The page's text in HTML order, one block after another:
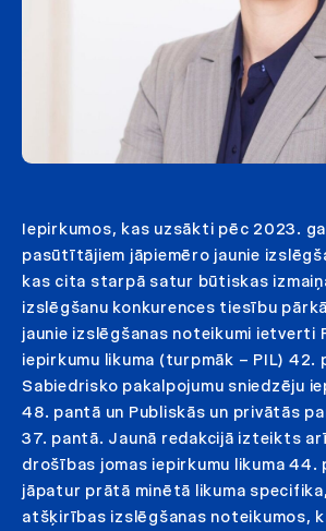
Iepirkumos, kas uzsākti pēc 2023.
pasūtītājiem jāpiemēro jaunie
kas cita starpā satur būtiskas
izslēgšanu konkurences tiesību
jaunie izslēgšanas noteikumi ietverti
iepirkumu likuma (turpmāk – PIL) 42.
Sabiedrisko pakalpojumu sniedzēju
48. pantā un Publiskās un privātās
37. pantā. Jaunā redakcijā izteikts
drošības jomas iepirkumu likuma
jāpatur prātā minētā likuma
atšķirības izslēgšanas noteikumos,